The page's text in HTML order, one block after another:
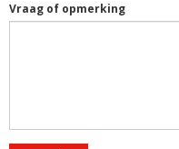
Vraag of opmerking